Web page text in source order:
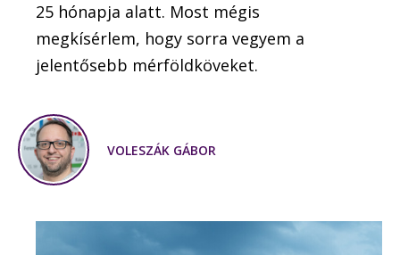
25 hónapja alatt. Most mégis
megkísérlem, hogy sorra vegyem a
jelentősebb mérföldköveket.
VOLESZÁK GÁBOR